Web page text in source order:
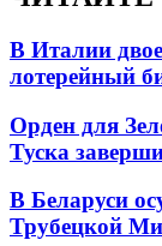
В Италии
лотерейный
Орден для
Туска
В Беларуси
Трубецкой